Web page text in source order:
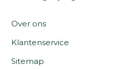
Over ons
Klantenservice
Sitemap